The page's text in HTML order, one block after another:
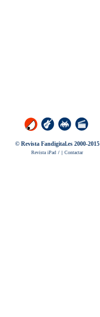
© Revista Fandigital.es 2000-2015
Revista iPad / | Contactar